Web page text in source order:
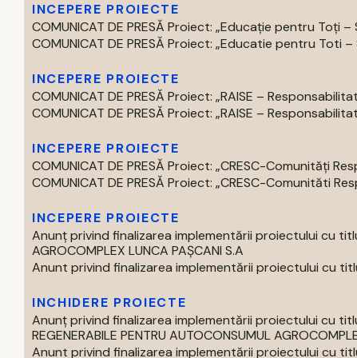
INCEPERE PROIECTE
COMUNICAT DE PRESĂ Proiect: „Educație pentru Toți
COMUNICAT DE PRESĂ Proiect: „Educatie pentru Toti –
INCEPERE PROIECTE
COMUNICAT DE PRESĂ Proiect: „RAISE –
COMUNICAT DE PRESĂ Proiect: „RAISE –
INCEPERE PROIECTE
COMUNICAT DE PRESĂ Proiect: „CRESC-Comunități
COMUNICAT DE PRESĂ Proiect: „CRESC-Comunităti
INCEPERE PROIECTE
Anunț privind finalizarea implementării proiectului cu titlul
AGROCOMPLEX LUNCA PAȘCANI S.A
Anunt privind finalizarea implementării proiectului cu
INCHIDERE PROIECTE
Anunț privind finalizarea implementării proiectului cu titlul
REGENERABILE PENTRU AUTOCONSUMUL
Anunt privind finalizarea implementării proiectului cu